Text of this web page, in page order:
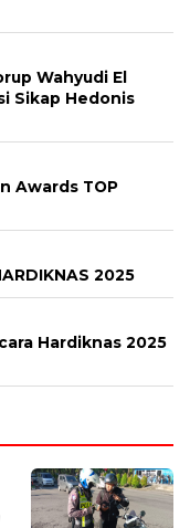
Wahyudi El
Sikap Hedonis
Awards TOP
2025
Hardiknas 2025